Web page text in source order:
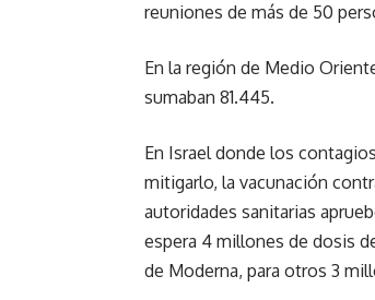
reuniones de más de 50
En la región de Medio
sumaban 81.445.
En Israel donde los
mitigarlo, la vacunación
autoridades sanitarias
espera 4 millones de dosis
de Moderna, para otros 3